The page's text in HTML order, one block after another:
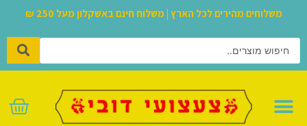
משלוחים מהירים לכל הארץ | משלוח חינם באשקלון מעל 250 ₪